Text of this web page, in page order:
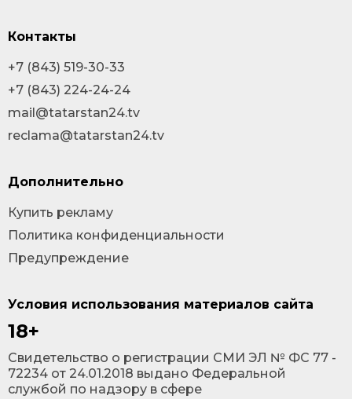
Условия использования материалов сайта
18+
Cвидетельство о регистрации СМИ ЭЛ № ФС 77 -
72234 от 24.01.2018 выдано Федеральной
службой по надзору в сфере
Контакты
+7 (843) 519-30-33
+7 (843) 224-24-24
mail@tatarstan24.tv
reclama@tatarstan24.tv
Дополнительно
Купить рекламу
Политика конфиденциальности
Предупреждение